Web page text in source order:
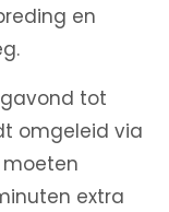
en
tot
omgeleid via
moeten
extra